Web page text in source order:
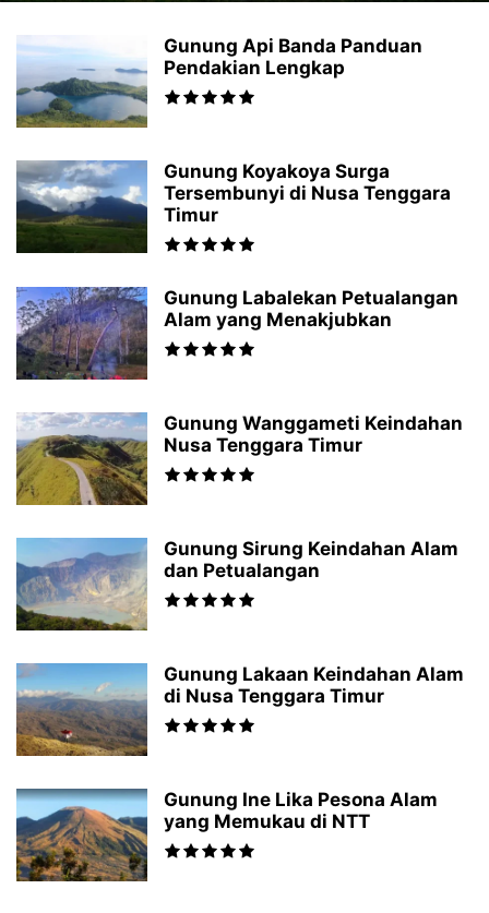
Gunung Api Banda Panduan
Pendakian Lengkap
Gunung Koyakoya Surga
Tersembunyi di Nusa Tenggara
Timur
Gunung Labalekan Petualangan
Alam yang Menakjubkan
Gunung Wanggameti Keindahan
Nusa Tenggara Timur
Gunung Sirung Keindahan Alam
dan Petualangan
Gunung Lakaan Keindahan Alam
di Nusa Tenggara Timur
Gunung Ine Lika Pesona Alam
yang Memukau di NTT